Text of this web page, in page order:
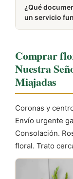
Consolacion.
¿Qué
un servicio
de seguro de
Comprar
Nuestra
Miajadas
Coronas y
Envío urgente
Consolación.
floral. Trato